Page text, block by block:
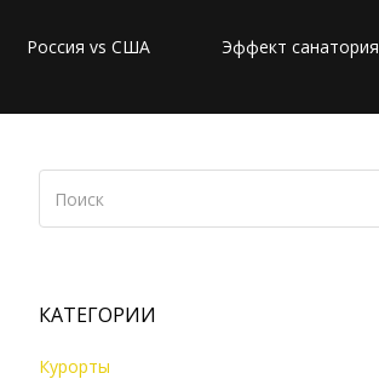
Россия vs США Эффект санатория
КАТЕГОРИИ
Курорты